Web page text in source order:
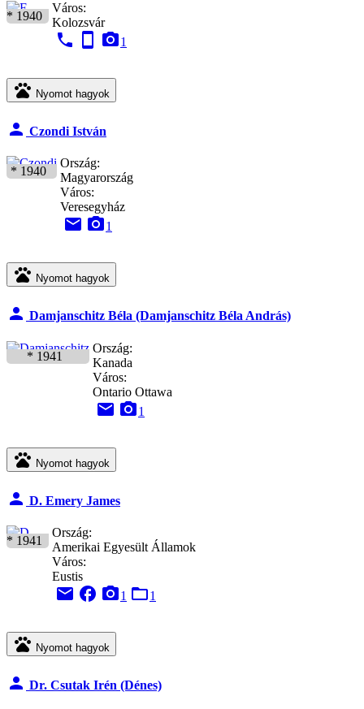
* 1940
Város:
Kolozsvár
phone stay_current_portrait camera_alt1
pets Nyomot hagyok
person Czondi István
* 1940
Ország:
Magyarország
Város:
Veresegyház
email camera_alt1
pets Nyomot hagyok
person Damjanschitz Béla (Damjanschitz Béla András)
* 1941
Ország:
Kanada
Város:
Ontario Ottawa
email camera_alt1
pets Nyomot hagyok
person D. Emery James
* 1941
Ország:
Amerikai Egyesült Államok
Város:
Eustis
email facebook camera_alt1 folder_open1
pets Nyomot hagyok
person Dr. Csutak Irén (Dénes)